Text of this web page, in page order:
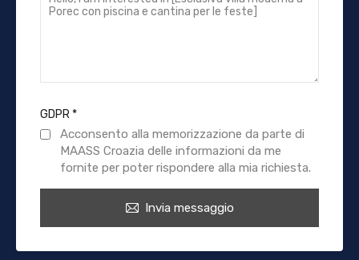
GDPR*
Acconsento alla memorizzazione da parte di
MAASS Croazia delle informazioni da me
fornite per poter rispondere alla mia richiesta.
Invia messaggio